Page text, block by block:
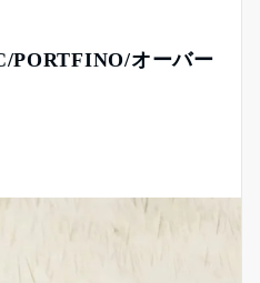
PORTFINO/オーバー